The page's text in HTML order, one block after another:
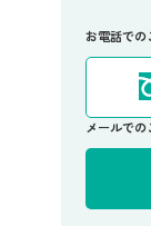
お電話での
メールでの